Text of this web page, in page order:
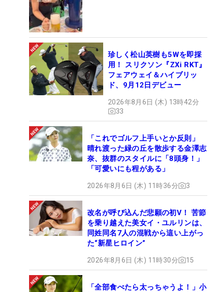
珍しく松山英樹も5Wを即採
用！ スリクソン『ZXi RKT』
フェアウェイ＆ハイブリッ
ド、9月12日デビュー
2026年8月6日 (木) 13時42分
33
「これでゴルフ上手いとか反則」
晴れ渡った緑の丘を散歩する金澤志
奈、抜群のスタイルに「8頭身！」
「可愛いにも程がある」
2026年8月6日 (木) 11時36分 3
改名が呼び込んだ悲願の初V！ 苦節
を乗り越えた美女イ・ユルリンは、
同姓同名7人の混戦から這い上がっ
た“新星ヒロイン”
2026年8月6日 (木) 11時30分 15
「全部食べたら太っちゃうよ！」小